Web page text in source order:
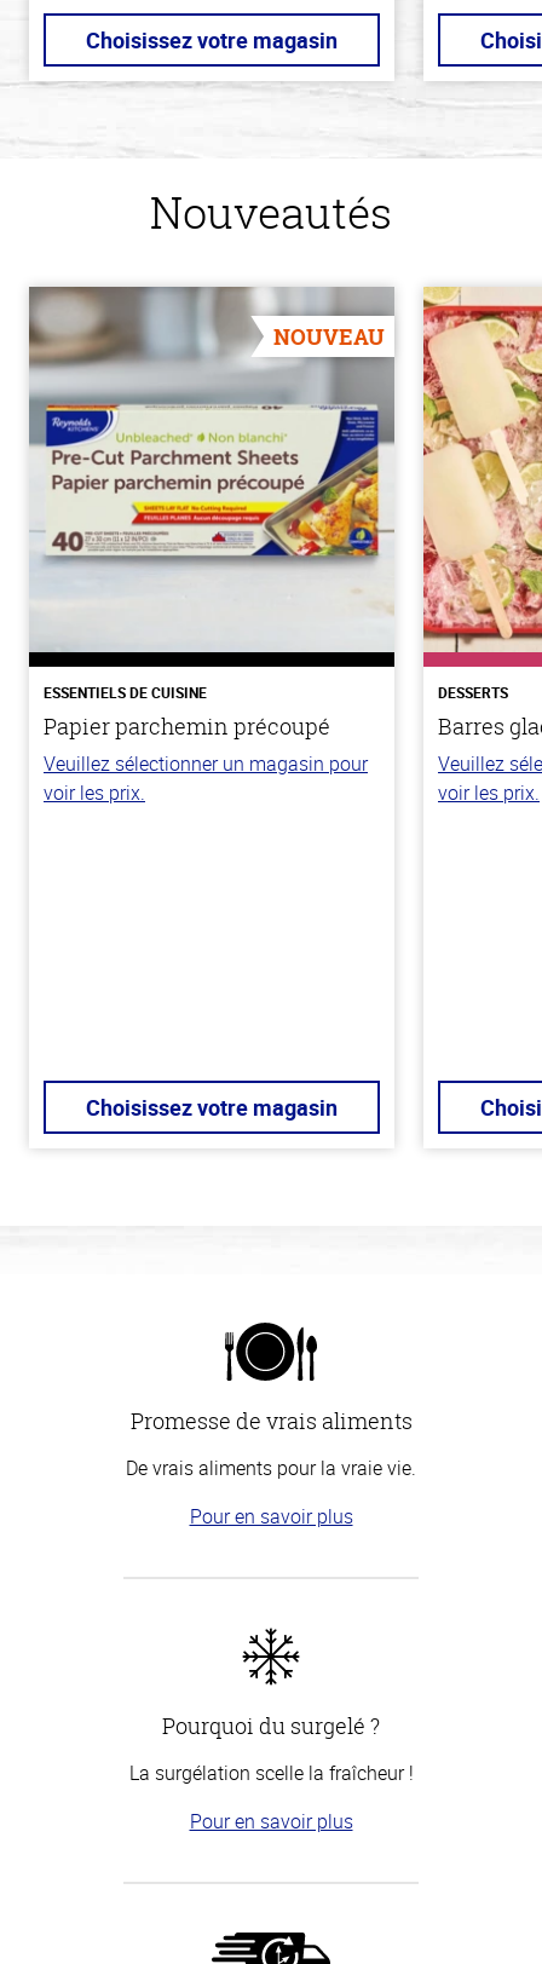
Choisissez votre magasin
Nouveautés
NOUVEAU
ESSENTIELS DE CUISINE
Papier parchemin précoupé
Veuillez sélectionner un magasin pour
voir les prix.
Choisissez votre magasin
DESSERTS
Barres
Veuillez
voir les prix.
Promesse de vrais aliments
De vrais aliments pour la vraie vie.
Pour en savoir plus
Pourquoi du surgelé ?
La surgélation scelle la fraîcheur !
Pour en savoir plus